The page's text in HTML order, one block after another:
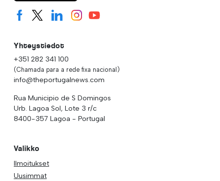
Yhteystiedot
+351 282 341 100
(Chamada para a rede fixa nacional)
info@theportugalnews.com
Rua Municipio de S Domingos
Urb. Lagoa Sol, Lote 3 r/c
8400-357 Lagoa - Portugal
Valikko
Ilmoitukset
Uusimmat